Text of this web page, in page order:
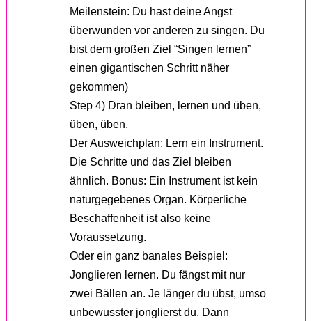
Meilenstein: Du hast deine Angst
überwunden vor anderen zu singen. Du
bist dem großen Ziel “Singen lernen”
einen gigantischen Schritt näher
gekommen)
Step 4) Dran bleiben, lernen und üben,
üben, üben.
Der Ausweichplan: Lern ein Instrument.
Die Schritte und das Ziel bleiben
ähnlich. Bonus: Ein Instrument ist kein
naturgegebenes Organ. Körperliche
Beschaffenheit ist also keine
Voraussetzung.
Oder ein ganz banales Beispiel:
Jonglieren lernen. Du fängst mit nur
zwei Bällen an. Je länger du übst, umso
unbewusster jonglierst du. Dann